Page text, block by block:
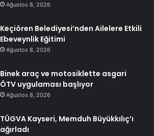
Ağustos 8, 2026
Keçiören Belediyesi’nden Ailelere Etkili
Ebeveynlik Eğitimi
Ağustos 8, 2026
Binek araç ve motosiklette asgari
ÖTV uygulaması başlıyor
Ağustos 8, 2026
TÜGVA Kayseri, Memduh Büyükkılıç’ı
ağırladı